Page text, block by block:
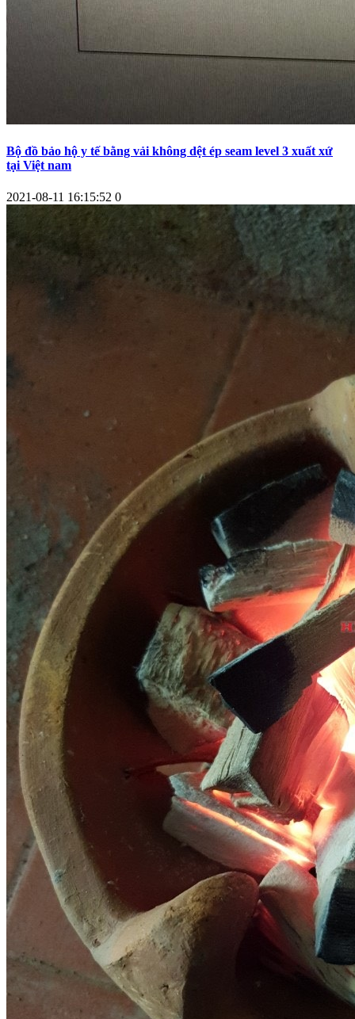
Bộ đồ bảo hộ y tế bằng vải không dệt ép seam level 3 xuất xứ
tại Việt nam
2021-08-11 16:15:52 0